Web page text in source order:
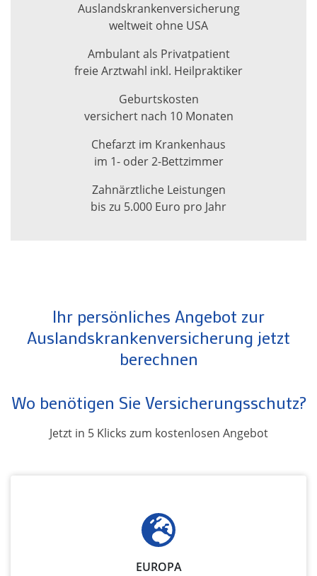
Auslandskrankenversicherung
weltweit ohne USA
Ambulant als Privatpatient
freie Arztwahl inkl. Heilpraktiker
Geburtskosten
versichert nach 10 Monaten
Chefarzt im Krankenhaus
im 1- oder 2-Bettzimmer
Zahnärztliche Leistungen
bis zu 5.000 Euro pro Jahr
Ihr persönliches Angebot zur
Auslandskrankenversicherung jetzt
berechnen
Wo benötigen Sie Versicherungsschutz?
Jetzt in 5 Klicks zum kostenlosen Angebot
EUROPA